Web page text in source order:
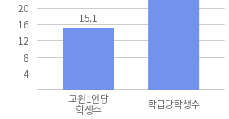
08. 14 금 - 여름방학
08. 15 토 - 여름방학
08. 15 토 - 광복절
08. 16 일 - 여름방학
08. 17 월 - 여름방학
08. 17 월 - 대체공휴일
08. 18 화 - 개학
4
8
12
16
20
교원1인당
학생수 학급당학생수
15.1